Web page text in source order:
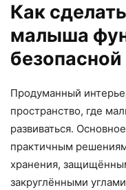
Как
малыша
Продуманный
пространство, где
развиваться.
практичным
хранения,
закруглёнными